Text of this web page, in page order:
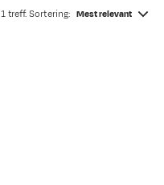
1 treff. Sortering: Mest relevant